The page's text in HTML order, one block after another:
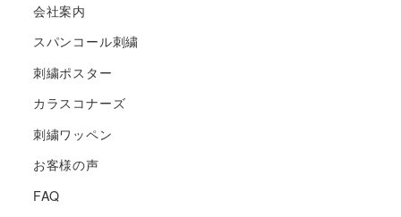
会社案内
スパンコール刺繍
刺繍ポスター
カラスコナーズ
刺繍ワッペン
お客様の声
FAQ